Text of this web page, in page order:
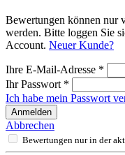
Bewertungen können nur
werden. Bitte loggen Sie
Account. Neuer Kunde?
Ihre E-Mail-Adresse *
Ihr Passwort *
Ich habe mein Passwort
Anmelden
Abbrechen
Bewertungen nur in der